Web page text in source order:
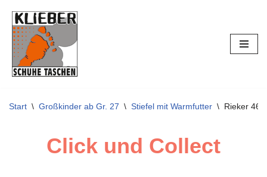
Zum
Inhalt
springen
Start \ Großkinder ab Gr. 27 \ Stiefel mit Warmfutter \ Rieker
Click und Collect